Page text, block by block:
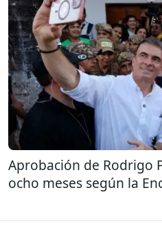
Aprobación de Rodrigo
ocho meses según la